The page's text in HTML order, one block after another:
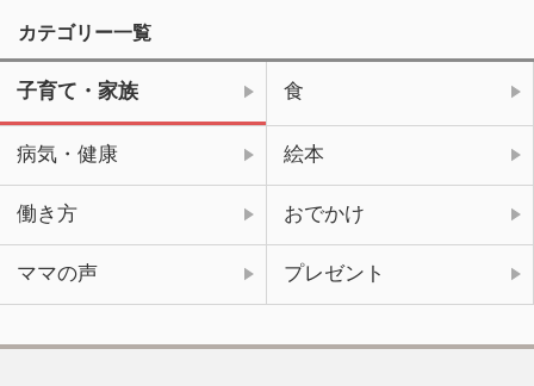
カテゴリー一覧
子育て・家族 食
病気・健康 絵本
働き方 おでかけ
ママの声 プレゼント